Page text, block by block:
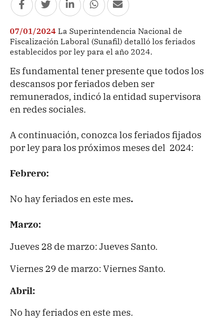
07/01/2024 La Superintendencia Nacional de
Fiscalización Laboral (Sunafil) detalló los feriados
establecidos por ley para el año 2024.
Es fundamental tener presente que todos los
descansos por feriados deben ser
remunerados, indicó la entidad supervisora
en redes sociales.
A continuación, conozca los feriados fijados
por ley para los próximos meses del 2024:
Febrero:
No hay feriados en este mes.
Marzo:
Jueves 28 de marzo: Jueves Santo.
Viernes 29 de marzo: Viernes Santo.
Abril:
No hay feriados en este mes.